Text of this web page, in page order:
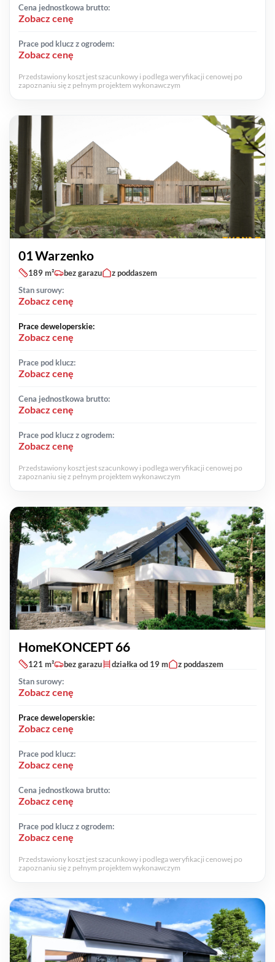
Cena jednostkowa brutto:
Zobacz cenę
Prace pod klucz z ogrodem:
Zobacz cenę
Przedstawiony koszt jest szacunkowy i podlega weryfikacji cenowej po
zapoznaniu się z pełnym projektem wykonawczym
01 Warzenko
189 m² bez garazu
z poddaszem
Stan surowy:
Zobacz cenę
Prace deweloperskie:
Zobacz cenę
Prace pod klucz:
Zobacz cenę
Cena jednostkowa brutto:
Zobacz cenę
Prace pod klucz z ogrodem:
Zobacz cenę
Przedstawiony koszt jest szacunkowy i podlega weryfikacji cenowej po
zapoznaniu się z pełnym projektem wykonawczym
HomeKONCEPT 66
121 m² bez garazu działka od 19 m
z poddaszem
Stan surowy:
Zobacz cenę
Prace deweloperskie:
Zobacz cenę
Prace pod klucz:
Zobacz cenę
Cena jednostkowa brutto:
Zobacz cenę
Prace pod klucz z ogrodem:
Zobacz cenę
Przedstawiony koszt jest szacunkowy i podlega weryfikacji cenowej po
zapoznaniu się z pełnym projektem wykonawczym